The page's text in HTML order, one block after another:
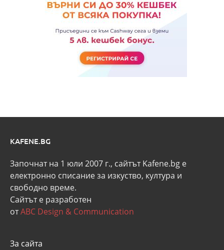
KAFENE.BG
Започнат на 1 юли 2007 г., сайтът Kafene.bg e
eлектронно списание за изкуство, култура и
свободно време.
Сайтът е разработен
отABC Design & Communication
За сайта